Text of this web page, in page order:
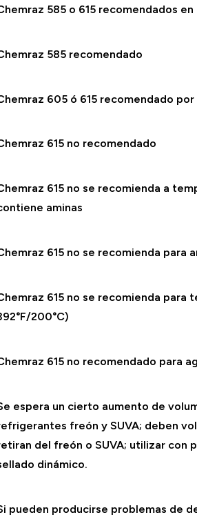
585 o 615 recomendados
585 recomendado
605 ó 615 recomendado por
615 no recomendado
615 no se recomienda a
aminas
615 no se recomienda para
615 no se recomienda para
200°C)
615 no recomendado para
espera un cierto aumento de
freón y SUVA; deben
del freón o SUVA; utilizar con
dinámico.
pueden producirse problemas de